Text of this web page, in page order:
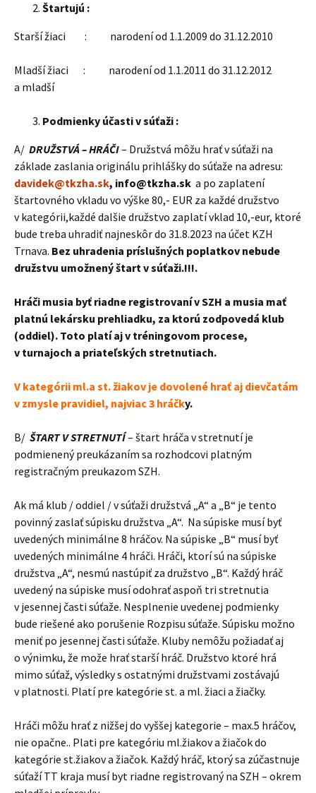
Štartujú :
Starší žiaci : narodení od 1.1.2009 do 31.12.2010
Mladší žiaci : narodení od 1.1.2011 do 31.12.2012
a mladší
Podmienky účasti v súťaži :
A/ DRUŽSTVÁ – HRÁČI– Družstvá môžu hrať v súťaži na
základe zaslania originálu prihlášky do súťaže na adresu:
davidek@tkzha.sk, info@tkzha.sk a po zaplatení
štartovného vkladu vo výške 80,- EUR za každé družstvo
v kategórii,každé dalšie družstvo zaplatí vklad 10,-eur, ktoré
bude treba uhradiť najneskôr do 31.8.2023 na účet KZH
Trnava. Bez uhradenia príslušných poplatkov nebude
družstvu umožnený štart v súťaži.!!!.
Hráči musia byť riadne registrovaní v SZH a musia mať
platnú lekársku prehliadku, za ktorú zodpovedá klub
(oddiel). Toto platí aj v tréningovom procese,
v turnajoch a priateľských stretnutiach.
V kategórii ml.a st. žiakov je dovolené hrať aj dievčatám
v zmysle pravidiel, najviac 3 hráčky.
B/ ŠTART V STRETNUTÍ– štart hráča v stretnutí je
podmienený preukázaním sa rozhodcovi platným
registračným preukazom SZH.
Ak má klub / oddiel / v súťaži družstvá „A“ a „B“ je tento
povinný zaslať súpisku družstva „A“. Na súpiske musí byť
uvedených minimálne 8 hráčov. Na súpiske „B“ musí byť
uvedených minimálne 4 hráči. Hráči, ktorí sú na súpiske
družstva „A“, nesmú nastúpiť za družstvo „B“. Každý hráč
uvedený na súpiske musí odohrať aspoň tri stretnutia
v jesennej časti súťaže. Nesplnenie uvedenej podmienky
bude riešené ako porušenie Rozpisu súťaže. Súpisku možno
meniť po jesennej časti súťaže. Kluby nemôžu požiadať aj
o výnimku, že može hrať starší hráč. Družstvo ktoré hrá
mimo súťaž, výsledky s ostatnými družstvami zostávajú
v platnosti. Platí pre kategórie st. a ml. žiaci a žiačky.
Hráči môžu hrať z nižšej do vyššej kategorie – max.5 hráčov,
nie opačne.. Plati pre kategóriu ml.žiakov a žiačok do
kategórie st.žiakov a žiačok. Každý hráč, ktorý sa zúčastnuje
súťaží TT kraja musí byt riadne registrovaný na SZH – okrem